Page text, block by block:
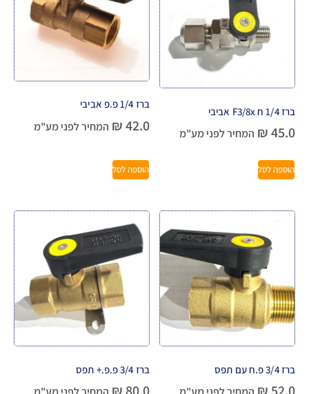
ברז 1/4 ח F3/8x אביבי
₪45.0 המחיר לפני מע"מ
הוספה לסל
ברז 1/4 פ.פ אביבי
₪42.0 המחיר לפני מע"מ
הוספה לסל
ברז 3/4 פ.ח עם תפס ברז 3/4 פ.פ.+ תפס